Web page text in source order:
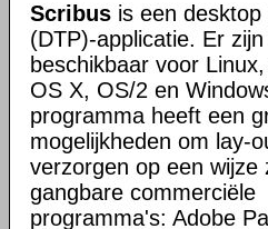
Scribus is een desktop
(DTP)-applicatie. Er
beschikbaar voor
OS X, OS/2 en
programma heeft een
mogelijkheden om lay-
verzorgen op een wijze
gangbare commerciële
programma's: Adobe